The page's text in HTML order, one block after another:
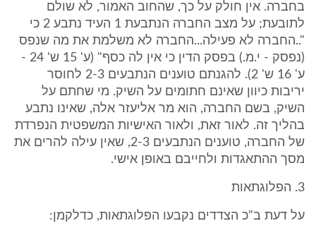
בחברה. אין חולק על כך, שהחוב האמור, לא שולם
לתובעת; על מצב החברה הנתבעת 1 העיד נתבע 2 כי
"..החברה לא פעילה...החברה לא משלמת את מה שנפס
(נפסק - י.מ.) בפסק הדין כי אין לה כסף" (ע' 15 ש' 24 -
ע' 16 ש' 2). להגנתם טוענים הנתבעים 2-3 לחוסר
יריבות כיוון שאינם חתומים על השיק. מי שחתם על
השיק, בשם החברה, הוא מר אליעזר אלה, שאינו נתבע
בהליך זה. לאור זאת, ולאור האישיות המשפטית הנפרדת
של החברה, טוענים הנתבעים 2-3, שאין עילה להרים את
מסך ההתאגדות ולחייבם באופן אישי.
3. הפלוגתאות
על דעת ב"כ הצדדים נקבעו הפלוגתאות, כדלקמן: